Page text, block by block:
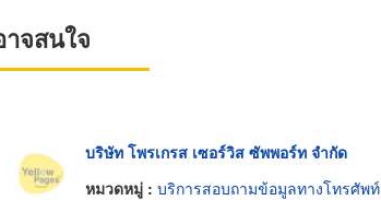
จสนใจ
บริษัท โพรเกรส เซอร์วิส ซัพพอร์ท จำกัด
หมวดหมู่ : บริการสอบถามข้อมูลทางโทรศัพท์